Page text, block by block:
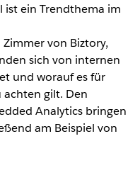
ist ein Trendthema im
von Biztory,
sich von internen
und worauf es für
achten gilt. Den
Analytics bringen
am Beispiel von